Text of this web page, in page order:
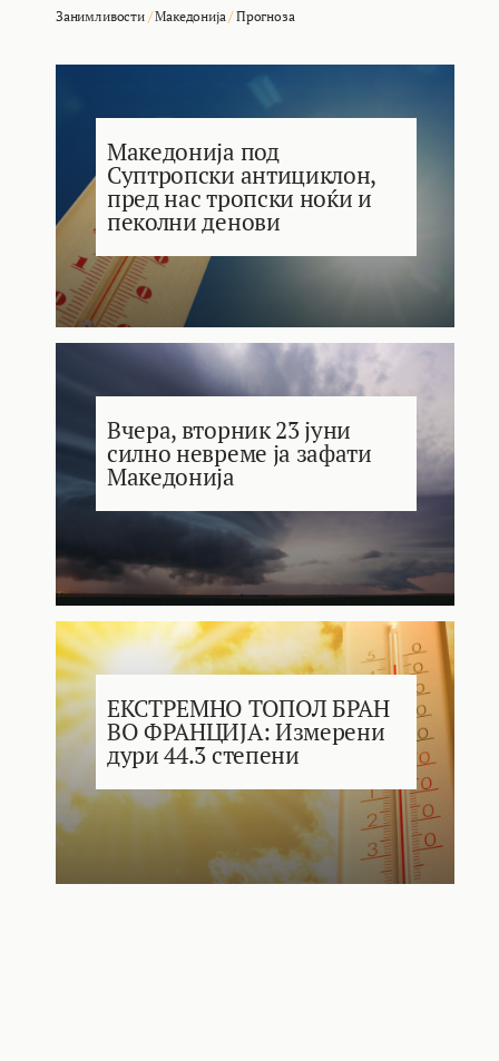
Занимливости/Македонија/Прогноза
Македонија под
Суптропски антициклон,
пред нас тропски ноќи и
пеколни денови
Вчера, вторник 23 јуни
силно невреме ја зафати
Македонија
ЕКСТРЕМНО ТОПОЛ БРАН
ВО ФРАНЦИЈА: Измерени
дури 44.3 степени